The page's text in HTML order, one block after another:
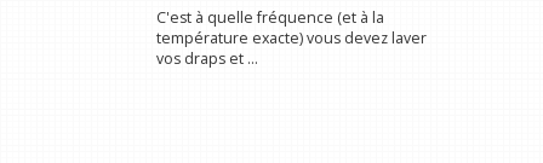
C'est à quelle fréquence (et à la
température exacte) vous devez laver
vos draps et ...